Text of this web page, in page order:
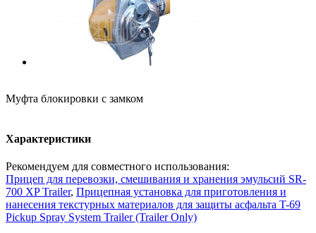
Муфта блокировки с замком
Характеристики
Рекомендуем для совместного использования:
Прицеп для перевозки, смешивания и хранения эмульсий SR-
700 XP Trailer, Прицепная установка для приготовления и
нанесения текстурных материалов для защиты асфальта T-69
Pickup Spray System Trailer (Trailer Only)